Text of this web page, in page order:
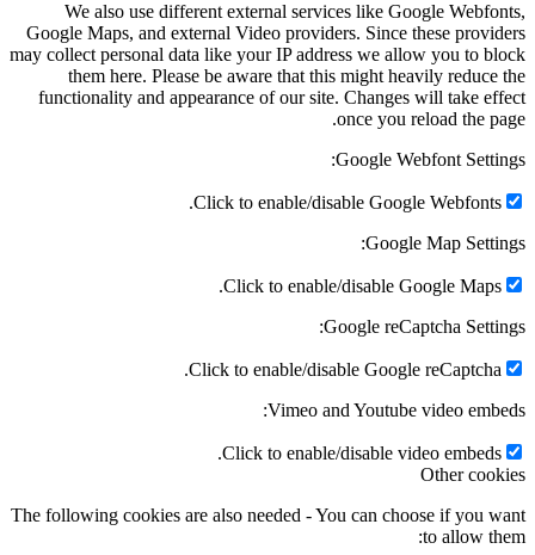
We also use different external services like Google Webfonts,
Google Maps, and external Video providers. Since these providers
may collect personal data like your IP address we allow you to block
them here. Please be aware that this might heavily reduce the
functionality and appearance of our site. Changes will take effect
once you reload the page.
Google Webfont Settings:
Click to enable/disable Google Webfonts.
Google Map Settings:
Click to enable/disable Google Maps.
Google reCaptcha Settings:
Click to enable/disable Google reCaptcha.
Vimeo and Youtube video embeds:
Click to enable/disable video embeds.
Other cookies
The following cookies are also needed - You can choose if you want
to allow them: